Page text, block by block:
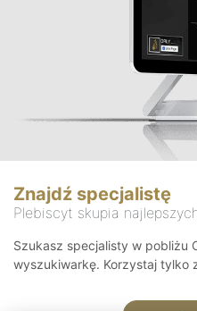
Znajdź specjalistę
Plebiscyt skupia
Szukasz specjalisty w pobliżu
wyszukiwarkę. Korzystaj tylko